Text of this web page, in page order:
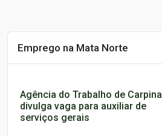
Emprego na Mata Norte
Agência do Trabalho de Carpina
divulga vaga para auxiliar de
serviços gerais